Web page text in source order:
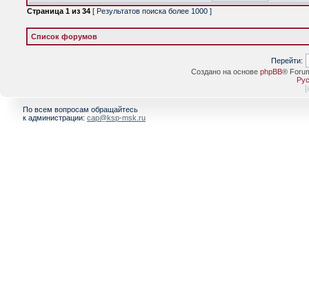
Страница 1 из 34 [ Результатов поиска более 1000 ]
Список форумов
Перейти:
Создано на основе phpBB®
[
По всем вопросам обращайтесь
к администрации: cap@ksp-msk.ru